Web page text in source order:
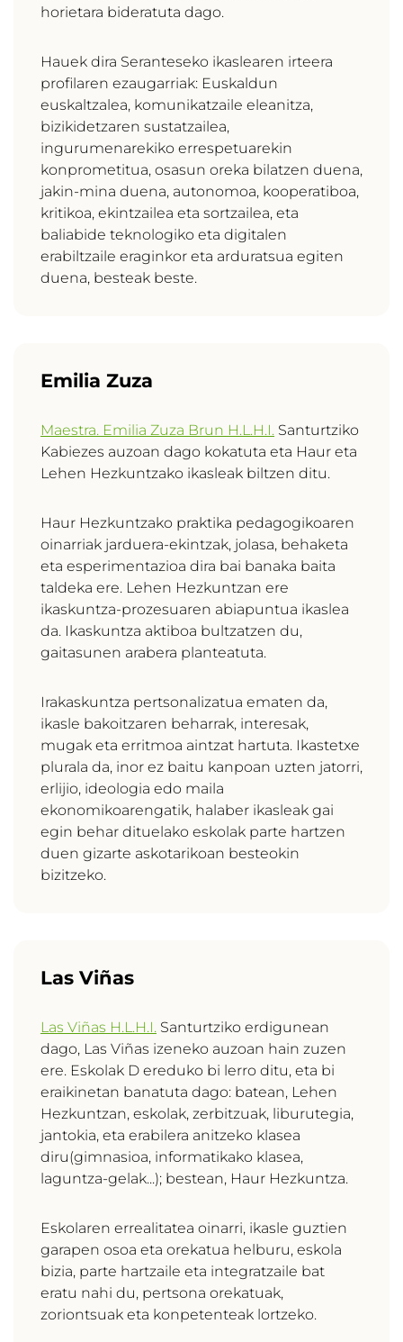
horietara bideratuta dago.
Hauek dira Seranteseko ikaslearen irteera
profilaren ezaugarriak: Euskaldun
euskaltzalea, komunikatzaile eleanitza,
bizikidetzaren sustatzailea,
ingurumenarekiko errespetuarekin
konprometitua, osasun oreka bilatzen duena,
jakin-mina duena, autonomoa, kooperatiboa,
kritikoa, ekintzailea eta sortzailea, eta
baliabide teknologiko eta digitalen
erabiltzaile eraginkor eta arduratsua egiten
duena, besteak beste.
Emilia Zuza
Maestra. Emilia Zuza Brun H.L.H.I. Santurtziko
Kabiezes auzoan dago kokatuta eta Haur eta
Lehen Hezkuntzako ikasleak biltzen ditu.
Haur Hezkuntzako praktika pedagogikoaren
oinarriak jarduera-ekintzak, jolasa, behaketa
eta esperimentazioa dira bai banaka baita
taldeka ere. Lehen Hezkuntzan ere
ikaskuntza-prozesuaren abiapuntua ikaslea
da. Ikaskuntza aktiboa bultzatzen du,
gaitasunen arabera planteatuta.
Irakaskuntza pertsonalizatua ematen da,
ikasle bakoitzaren beharrak, interesak,
mugak eta erritmoa aintzat hartuta. Ikastetxe
plurala da, inor ez baitu kanpoan uzten jatorri,
erlijio, ideologia edo maila
ekonomikoarengatik, halaber ikasleak gai
egin behar dituelako eskolak parte hartzen
duen gizarte askotarikoan besteokin
bizitzeko.
Las Viñas
Las Viñas H.L.H.I. Santurtziko erdigunean
dago, Las Viñas izeneko auzoan hain zuzen
ere. Eskolak D ereduko bi lerro ditu, eta bi
eraikinetan banatuta dago: batean, Lehen
Hezkuntzan, eskolak, zerbitzuak, liburutegia,
jantokia, eta erabilera anitzeko klasea
diru(gimnasioa, informatikako klasea,
laguntza-gelak...); bestean, Haur Hezkuntza.
Eskolaren errealitatea oinarri, ikasle guztien
garapen osoa eta orekatua helburu, eskola
bizia, parte hartzaile eta integratzaile bat
eratu nahi du, pertsona orekatuak,
zoriontsuak eta konpetenteak lortzeko.